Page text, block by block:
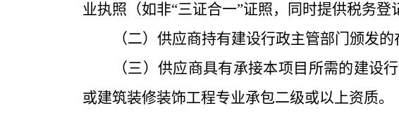
业执照（如非“三证合一”证照，同时提供税务登
（二）供应商持有建设行政主管部门颁发
（三）供应商具有承接本项目所需的建设
或建筑装修装饰工程专业承包二级或以上资质。